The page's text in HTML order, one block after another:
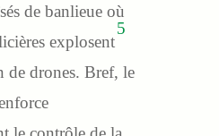
de banlieue où
explosent
5
drones. Bref, le